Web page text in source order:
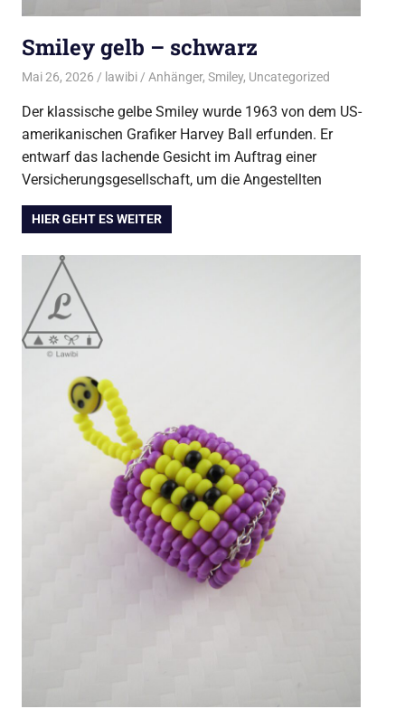
Smiley gelb – schwarz
Mai 26, 2026 lawibi Anhänger, Smiley, Uncategorized
Der klassische gelbe Smiley wurde 1963 von dem US-
amerikanischen Grafiker Harvey Ball erfunden. Er
entwarf das lachende Gesicht im Auftrag einer
Versicherungsgesellschaft, um die Angestellten
HIER GEHT ES WEITER